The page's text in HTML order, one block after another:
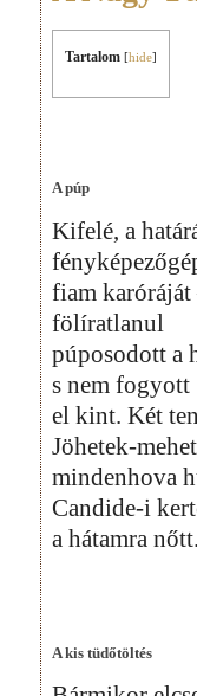
Tartalom [hide]
A púp
Kifelé, a
fiam karóráját
fölíratlanul
púposodott a
s nem fogyott
el kint. Két
Jöhetek-
mindenhova
Candide-i
a hátamra nőtt.
A kis tüdőtöltés